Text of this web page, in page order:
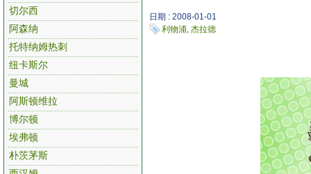
切尔西
阿森纳
托特纳姆热刺
纽卡斯尔
曼城
阿斯顿维拉
博尔顿
埃弗顿
朴茨茅斯
日期 : 2008-01-01
利物浦, 杰拉德